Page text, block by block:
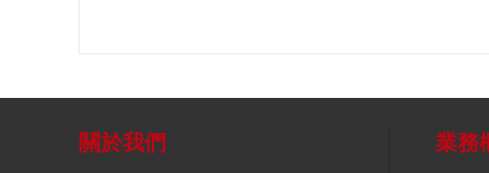
關於我們 業務